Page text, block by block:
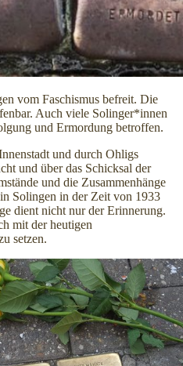
vom Faschismus befreit. Die
Auch viele Solinger*innen
und Ermordung betroffen.
und durch Ohligs
und über das Schicksal der
und die Zusammenhänge
Solingen in der Zeit von 1933
dient nicht nur der Erinnerung.
mit der heutigen
setzen.